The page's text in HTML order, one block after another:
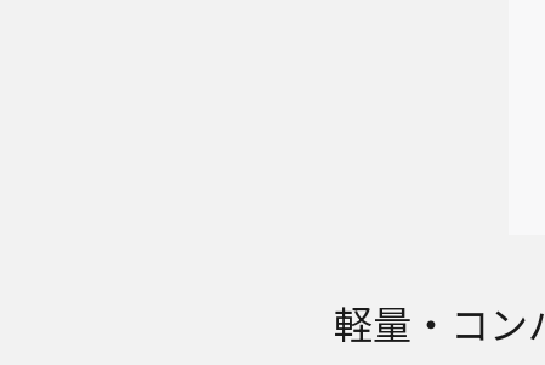
軽量・コン